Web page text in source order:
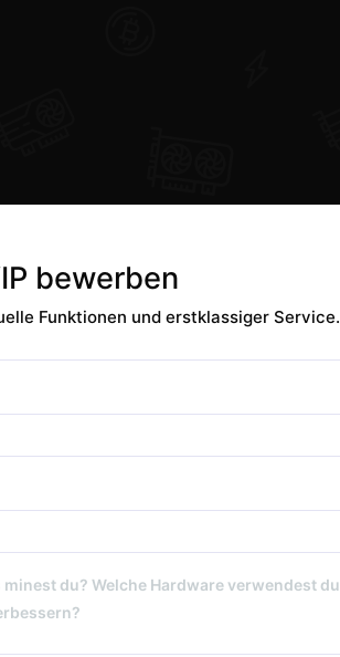
bewerben
Funktionen und erstklassiger Service.